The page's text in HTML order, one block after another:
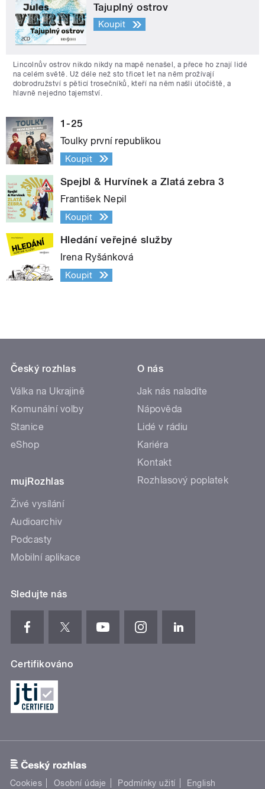
Tajuplný ostrov
Koupit
Lincolnův ostrov nikdo nikdy na mapě nenašel, a přece ho znají lidé
na celém světě. Už déle než sto třicet let na něm prožívají
dobrodružství s pěticí trosečníků, kteří na něm našli útočiště, a
hlavně nejedno tajemství.
1-25
Toulky první republikou
Koupit
Spejbl & Hurvínek a Zlatá zebra 3
František Nepil
Koupit
Hledání veřejné služby
Irena Ryšánková
Koupit
Český rozhlas
Válka na Ukrajině
Komunální volby
Stanice
eShop
mujRozhlas
Živé vysílání
Audioarchiv
Podcasty
Mobilní aplikace
O nás
Jak nás naladíte
Nápověda
Lidé v rádiu
Kariéra
Kontakt
Rozhlasový poplatek
Sledujte nás
Certifikováno
Cookies Osobní údaje Podmínky užití English